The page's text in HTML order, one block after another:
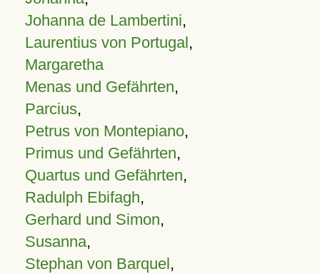
Johanna de Lambertini,
Laurentius von Portugal,
Margaretha
Menas und Gefährten,
Parcius,
Petrus von Montepiano,
Primus und Gefährten,
Quartus und Gefährten,
Radulph Ebifagh,
Gerhard und Simon,
Susanna,
Stephan von Barquel,